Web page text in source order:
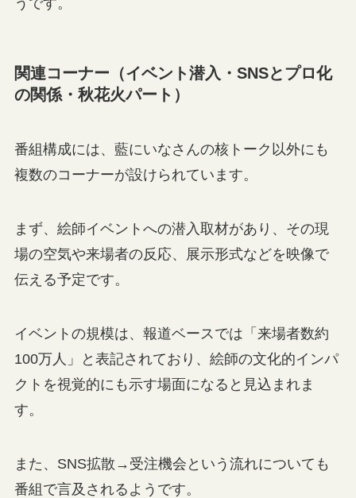
関連コーナー（イベント潜入・SNSとプロ化
の関係・秋花火パート）
番組構成には、藍にいなさんの核トーク以外にも
複数のコーナーが設けられています。
まず、絵師イベントへの潜入取材があり、その現
場の空気や来場者の反応、展示形式などを映像で
伝える予定です。
イベントの規模は、報道ベースでは「来場者数約
100万人」と表記されており、絵師の文化的インパ
クトを視覚的にも示す場面になると見込まれま
す。
また、SNS拡散→受注機会という流れについても
番組で言及されるようです。